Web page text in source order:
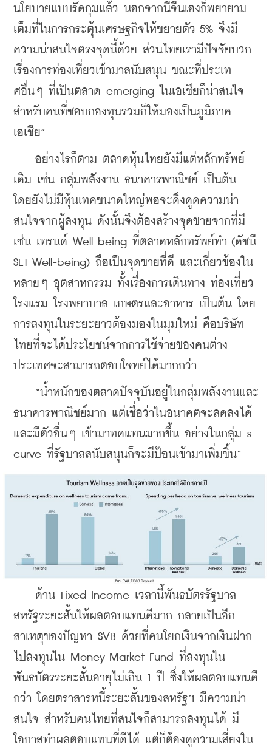
นโยบายแบบรัดกุมแล้ว นอกจากนี้จีนเองก็พยายาม
เต็มที่ในการกระตุ้นเศรษฐกิจให้ขยายตัว 5% จึงมี
ความน่าสนใจตรงจุดนี้ด้วย ส่วนไทยเรามีปัจจัยบวก
เรื่องการท่องเที่ยวเข้ามาสนับสนุน ขณะที่ประเท
ศอื่นๆ ที่เป็นตลาด emerging ในเอเชียก็น่าสนใจ
สำหรับคนที่ชอบกองทุนรวมก็ให้มองเป็นภูมิภาค
เอเชีย”
อย่างไรก็ตาม ตลาดหุ้นไทยยังมีแต่หลักทรัพย์
เดิม เช่น กลุ่มพลังงาน ธนาคารพาณิชย์ เป็นต้น
โดยยังไม่มีหุ้นเทคขนาดใหญ่พอจะดึงดูดความน่า
สนใจจากผู้ลงทุน ดังนั้นจึงต้องสร้างจุดขายจากที่มี
เช่น เทรนด์ Well-being ที่ตลาดหลักทรัพย์ทำ (ดัชนี
SET Well-being) ถือเป็นจุดขายที่ดี และเกี่ยวข้องใน
หลายๆ อุตสาหกรรม ทั้งเรื่องการเดินทาง ท่องเที่ยว
โรงแรม โรงพยาบาล เกษตรและอาหาร เป็นต้น โดย
การลงทุนในระยะยาวต้องมองในมุมใหม่ คือบริษัท
ไทยที่จะได้ประโยชน์จากการใช้จ่ายของคนต่าง
ประเทศจะสามารถตอบโจทย์ได้มากกว่า
“น้ำหนักของตลาดปัจจุบันอยู่ในกลุ่มพลังงานและ
ธนาคารพาณิชย์มาก แต่เชื่อว่าในอนาคตจะลดลงได้
และมีตัวอื่นๆ เข้ามาทดแทนมากขึ้น อย่างในกลุ่ม s-
curve ที่รัฐบาลสนับสนุนก็จะมีป้อนเข้ามาเพิ่มขึ้น”
ด้าน Fixed Income เวลานี้พันธบัตรรัฐบาล
สหรัฐระยะสั้นให้ผลตอบแทนดีมาก กลายเป็นอีก
สาเหตุของปัญหา SVB ด้วยที่คนโยกเงินจากเงินฝาก
ไปลงทุนใน Money Market Fund ที่ลงทุนใน
พันธบัตรระยะสั้นอายุไม่เกิน 1 ปี ซึ่งให้ผลตอบแทนดี
กว่า โดยตราสารหนี้ระยะสั้นของสหรัฐฯ มีความน่า
สนใจ สำหรับคนไทยที่สนใจก็สามารถลงทุนได้ มี
โอกาสทำผลตอบแทนที่ดีได้ แต่ก็ต้องดูความเสี่ยงใน